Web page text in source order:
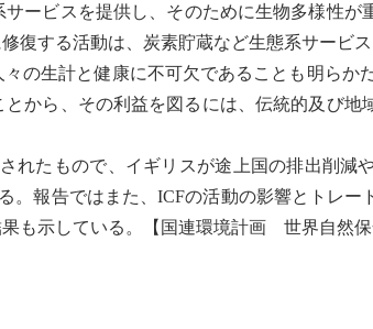
サービスを提供し、そのために生物多様性が
復する活動は、炭素貯蔵など生態系サービ
の生計と健康に不可欠であることも明らか
から、その利益を図るには、伝統的及び地
れたもので、イギリスが途上国の排出削減
。報告ではまた、ICFの活動の影響とトレ
も示している。【 国連環境計画 世界自然